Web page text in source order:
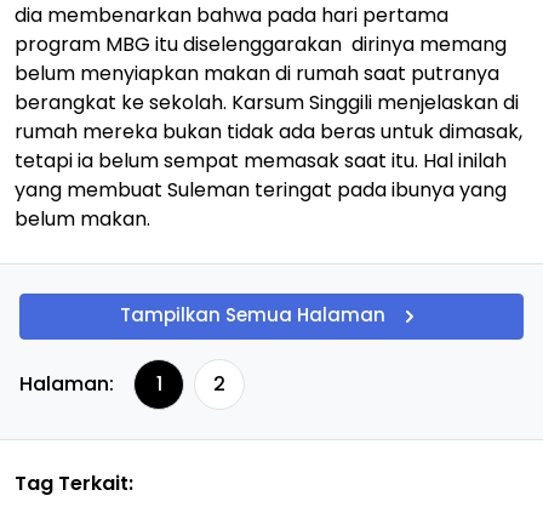
dia membenarkan bahwa pada hari pertama
program MBG itu diselenggarakan dirinya memang
belum menyiapkan makan di rumah saat putranya
berangkat ke sekolah. Karsum Singgili menjelaskan di
rumah mereka bukan tidak ada beras untuk dimasak,
tetapi ia belum sempat memasak saat itu. Hal inilah
yang membuat Suleman teringat pada ibunya yang
belum makan.
Tampilkan Semua Halaman
Halaman: 1 2
Tag Terkait: